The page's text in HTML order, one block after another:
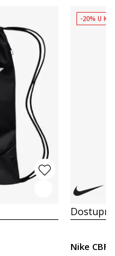
-20% U
Nike CBF